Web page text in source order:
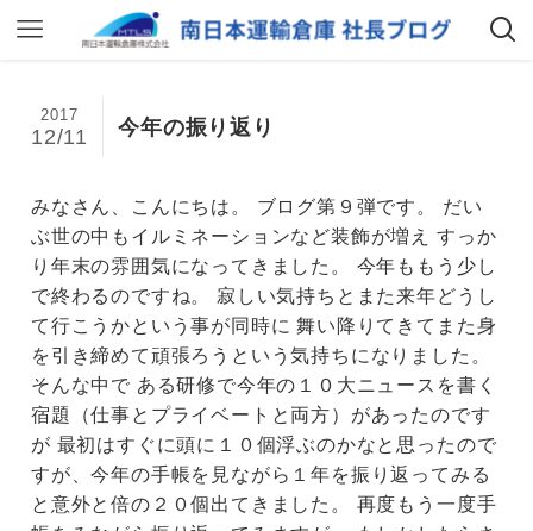
今年の振り返り
2017
12/11
みなさん、こんにちは。 ブログ第９弾です。 だい
ぶ世の中もイルミネーションなど装飾が増え すっか
り年末の雰囲気になってきました。 今年ももう少し
で終わるのですね。 寂しい気持ちとまた来年どうし
て行こうかという事が同時に 舞い降りてきてまた身
を引き締めて頑張ろうという気持ちになりました。
そんな中で ある研修で今年の１０大ニュースを書く
宿題（仕事とプライベートと両方）があったのです
が 最初はすぐに頭に１０個浮ぶのかなと思ったので
すが、今年の手帳を見ながら１年を振り返ってみる
と意外と倍の２０個出てきました。 再度もう一度手